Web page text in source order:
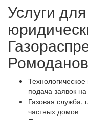
Услуги
подача заявок
Газовая служба,
частных домов